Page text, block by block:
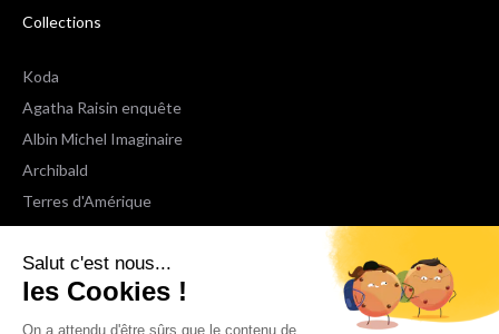
Salut c'est nous...
les Cookies !
On a attendu d'être sûrs que le contenu de
Collections
Koda
Agatha Raisin enquête
Albin Michel Imaginaire
Archibald
Terres d'Amérique
Espaces Libres Poche
NOX
Wiz
Voir toutes les collections